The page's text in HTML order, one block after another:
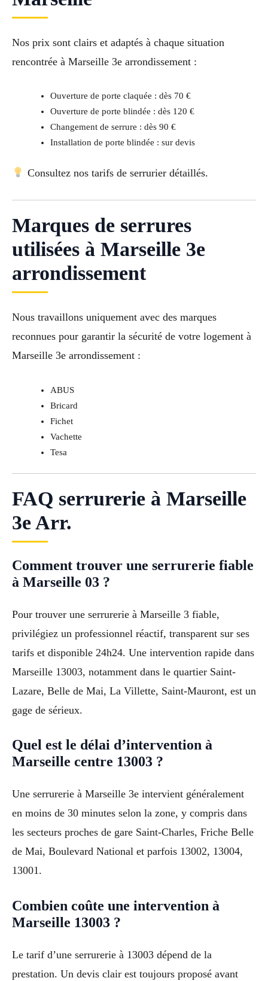
Nos prix sont clairs et adaptés à chaque situation
rencontrée à Marseille 3e arrondissement :
Ouverture de porte claquée : dès 70 €
Ouverture de porte blindée : dès 120 €
Changement de serrure : dès 90 €
Installation de porte blindée : sur devis
Consultez nos tarifs de serrurier détaillés.
Marques de serrures
utilisées à Marseille 3e
arrondissement
Nous travaillons uniquement avec des marques
reconnues pour garantir la sécurité de votre logement à
Marseille 3e arrondissement :
ABUS
Bricard
Fichet
Vachette
Tesa
FAQ serrurerie à Marseille
3e Arr.
Comment trouver une serrurerie fiable
à Marseille 03 ?
Pour trouver une serrurerie à Marseille 3 fiable,
privilégiez un professionnel réactif, transparent sur ses
tarifs et disponible 24h24. Une intervention rapide dans
Marseille 13003, notamment dans le quartier Saint-
Lazare, Belle de Mai, La Villette, Saint-Mauront, est un
gage de sérieux.
Quel est le délai d’intervention à
Marseille centre 13003 ?
Une serrurerie à Marseille 3e intervient généralement
en moins de 30 minutes selon la zone, y compris dans
les secteurs proches de gare Saint-Charles, Friche Belle
de Mai, Boulevard National et parfois 13002, 13004,
13001.
Combien coûte une intervention à
Marseille 13003 ?
Le tarif d’une serrurerie à 13003 dépend de la
prestation. Un devis clair est toujours proposé avant